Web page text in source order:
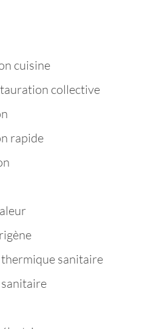
cuisine
collective
rapide
sanitaire